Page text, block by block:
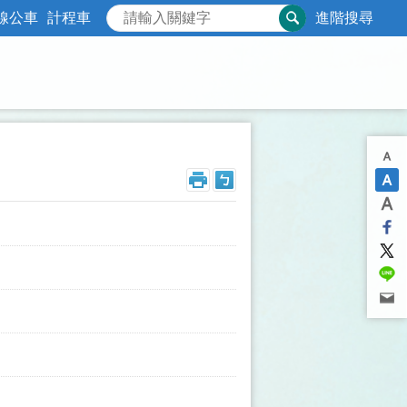
公車 計程車 進階搜尋